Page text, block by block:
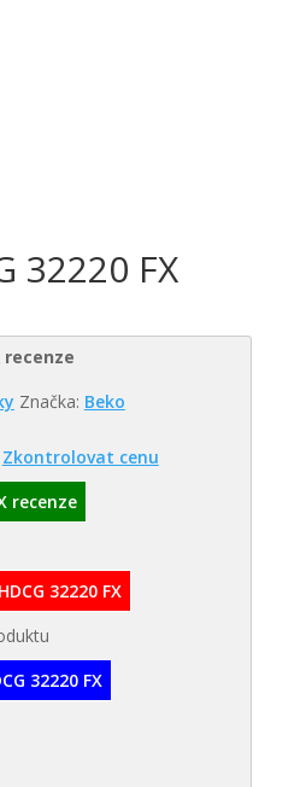
32220 FX
recenze
Značka: Beko
Zkontrolovat cenu
recenze
32220 FX
32220 FX